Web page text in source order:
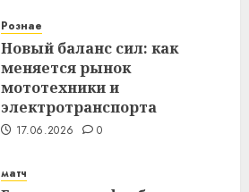
Рознае
Новый баланс сил: как
меняется рынок
мототехники и
электротранспорта
17.06.2026 0
матч